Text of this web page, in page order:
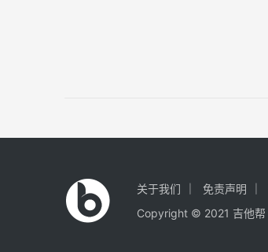
关于我们 免责声明
Copyright © 2021 吉他帮